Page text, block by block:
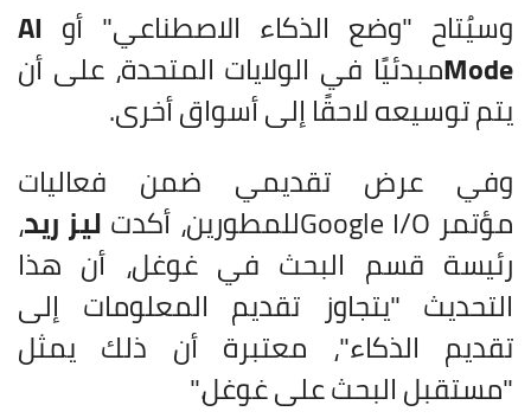
وسيُتاح "وضع الذكاء الاصطناعي" أو AI
Modeمبدئيًا في الولايات المتحدة، على أن
يتم توسيعه لاحقًا إلى أسواق أخرى.
وفي عرض تقديمي ضمن فعاليات
مؤتمر Google I/Oللمطورين، أكدت ليز ريد،
رئيسة قسم البحث في غوغل، أن هذا
التحديث "يتجاوز تقديم المعلومات إلى
تقديم الذكاء"، معتبرة أن ذلك يمثل
"مستقبل البحث على غوغل".